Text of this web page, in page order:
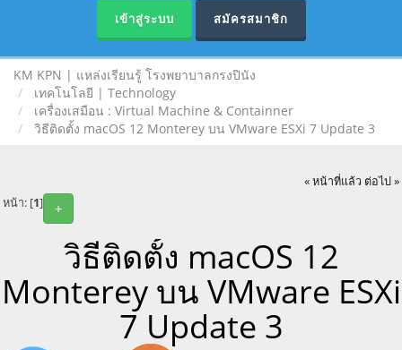
เข้าสู่ระบบ สมัครสมาชิก
KM KPN | แหล่งเรียนรู้ โรงพยาบาลกรงปินัง
เทคโนโลยี | Technology
เครื่องเสมือน : Virtual Machine & Containner
วิธีติดตั้ง macOS 12 Monterey บน VMware ESXi 7 Update 3
« หน้าที่แล้ว ต่อไป »
+
หน้า: [1]
วิธีติดตั้ง macOS 12
Monterey บน VMware ESXi
7 Update 3